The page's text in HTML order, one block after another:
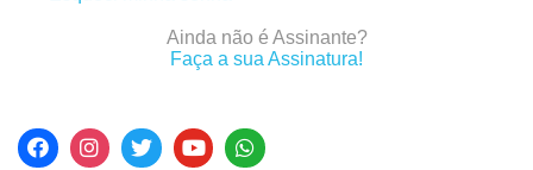
Ainda não é Assinante?
Faça a sua Assinatura!